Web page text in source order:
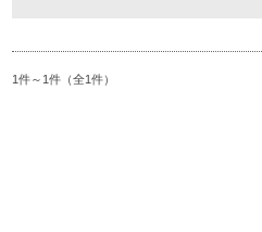
1件～1件（全1件）